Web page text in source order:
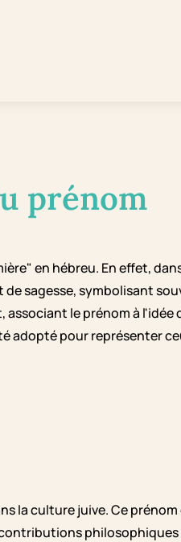
prénom
en hébreu. En effet,
sagesse, symbolisant
le prénom à l'idée
adopté pour représenter
la culture juive. Ce prénom
contributions